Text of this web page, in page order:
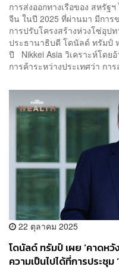
การส่งออกทางเรือของ สหรัฐ
จีน ในปี 2025 ที่ผ่านมา มีการ
การปรับโครงสร้างห่วงโซ่อุป
ประธานาธิบดี โดนัลด์ ทรัมป์
ปี Nikkei Asia วิเคราะห์โดย
การค้าระหว่างประเทศว่า การ
22 ตุลาคม 2025
โดนัลด์ ทรัมป์ เผย ‘คาดห
ความเป็นไปได้ที่การประชุม